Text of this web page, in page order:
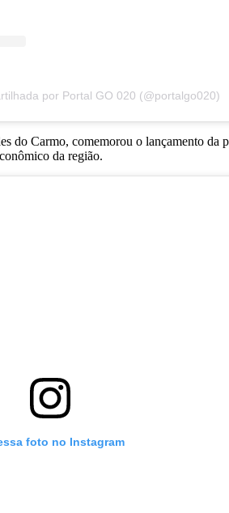
por Portal GO 020 (@portalgo020)
do Carmo, comemorou o lançamento
da região.
foto no Instagram